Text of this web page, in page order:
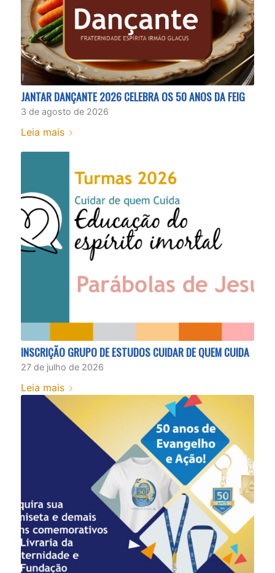
JANTAR DANÇANTE 2026 CELEBRA OS 50 ANOS DA FEIG
3 de agosto de 2026
Leia mais
INSCRIÇÃO GRUPO DE ESTUDOS CUIDAR DE QUEM CUIDA
27 de julho de 2026
Leia mais